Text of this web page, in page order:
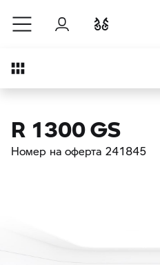
Към основното съдържание
Вход
Преглед
R 1300 GS
Номер на оферта 241845